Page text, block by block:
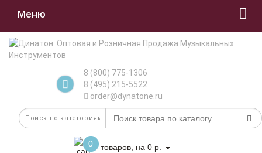
Меню
8 (800) 775-1306
8 (495) 215-5522
order@dynatone.ru
0 товаров, на 0 р.